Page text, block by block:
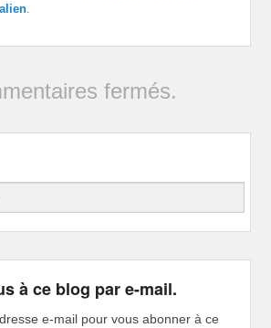
.
fermés.
à ce blog par e-mail.
e-mail pour vous abonner à ce